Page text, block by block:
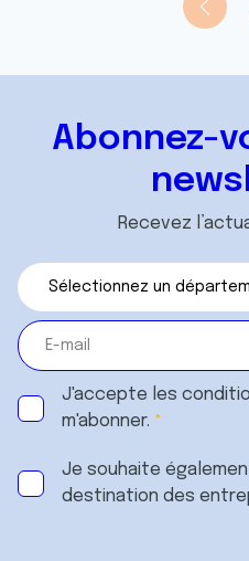
publicité et d'analyse, qui
avec d'autres informations
Abonnez-
Recevez
J'accepte les
m'abonner.
Je souhaite
destination des